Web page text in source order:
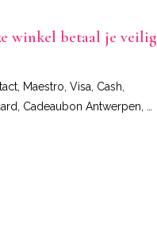
winkel betaal je veilig
Maestro, Visa, Cash,
Cadeaubon Antwerpen, …